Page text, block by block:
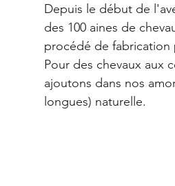
Depuis le début de
des 100 aines de
procédé de fabrication
Pour des chevaux aux
ajoutons dans nos
longues) naturelle.